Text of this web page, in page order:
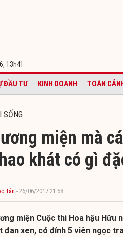
13h41
ĐẦU TƯ KINH DOANH TOÀN
SỐNG
miện mà
khát có gì
Tân - 26/06/2017 21:58
miện Cuộc thi Hoa hậu Hữu
đan xen, có đính 5 viên ngọc